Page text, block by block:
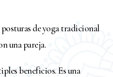
de yoga tradicional
una pareja.
beneficios. Es una